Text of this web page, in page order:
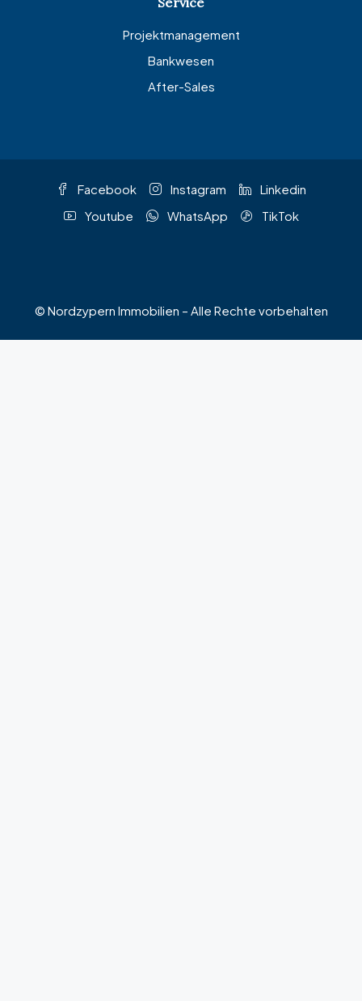
Projektmanagement
Bankwesen
After-Sales
Facebook Instagram
Linkedin
Youtube
WhatsApp TikTok
© Nordzypern Immobilien – Alle Rechte vorbehalten